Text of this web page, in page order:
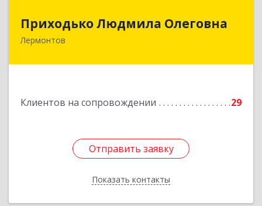
Приходько Людмила Олеговна
Лермонтов
Клиентов на сопровождении 29
Отправить заявку
Показать контакты
357341, Лермонтов г, П.Лумумбы ул, дом №
Отправить заявку
Назад